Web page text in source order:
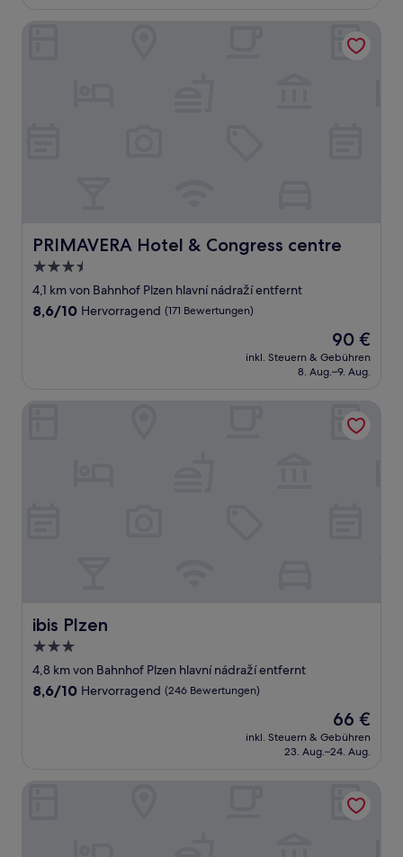
PRIMAVERA Hotel & Congress centre
PRIMAVERA Hotel & Congress centre
3.5-
Sterne-
Unterkunft
4,1 km von Bahnhof Plzen hlavní nádraží entfernt
8.6
8,6/10 Hervorragend (171 Bewertungen)
Der
Preis
beträgt
90 €
inkl. Steuern & Gebühren
8. Aug.–9. Aug.
ibis Plzen
ibis Plzen
3.0-
Sterne-
Unterkunft
4,8 km von Bahnhof Plzen hlavní nádraží entfernt
8.6
8,6/10 Hervorragend (246 Bewertungen)
Der
Preis
beträgt
66 €
inkl. Steuern & Gebühren
23. Aug.–24. Aug.